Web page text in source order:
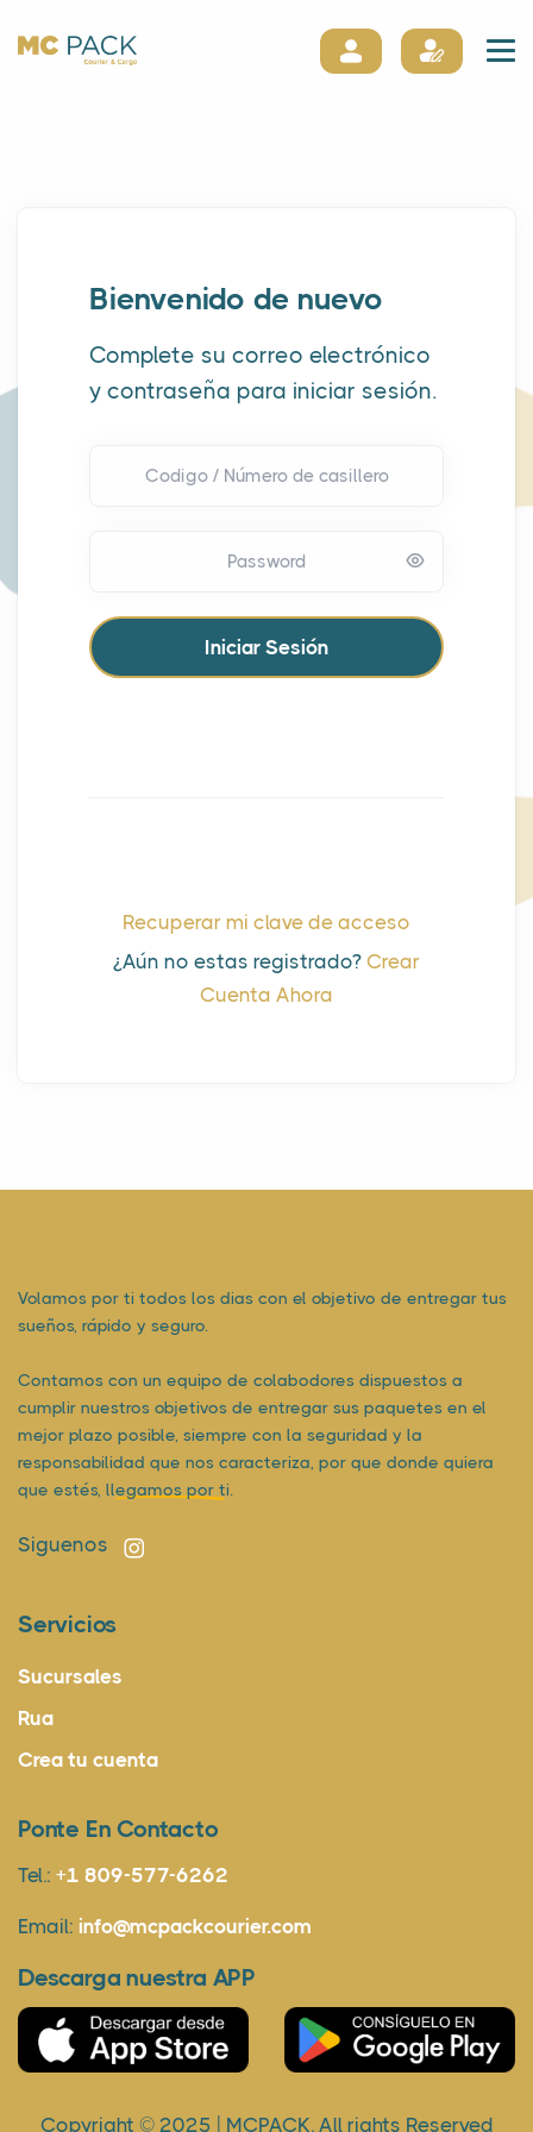
Bienvenido de nuevo
Complete su correo electrónico
y contraseña para iniciar sesión.
Codigo / Número de casillero
Password
Recuperar mi clave de acceso
¿Aún no estas registrado? Crear
Cuenta Ahora
Volamos por ti todos los dias con el objetivo de entregar tus
sueños, rápido y seguro.
Contamos con un equipo de colabodores dispuestos a
cumplir nuestros objetivos de entregar sus paquetes en el
mejor plazo posible, siempre con la seguridad y la
responsabilidad que nos caracteriza, por que donde quiera
que estés, llegamos por ti.
Siguenos
Servicios
Sucursales
Rua
Crea tu cuenta
Ponte En Contacto
Tel.: +1 809-577-6262
Email: info@mcpackcourier.com
Descarga nuestra APP
Copyright © 2025 | MCPACK. All rights Reserved